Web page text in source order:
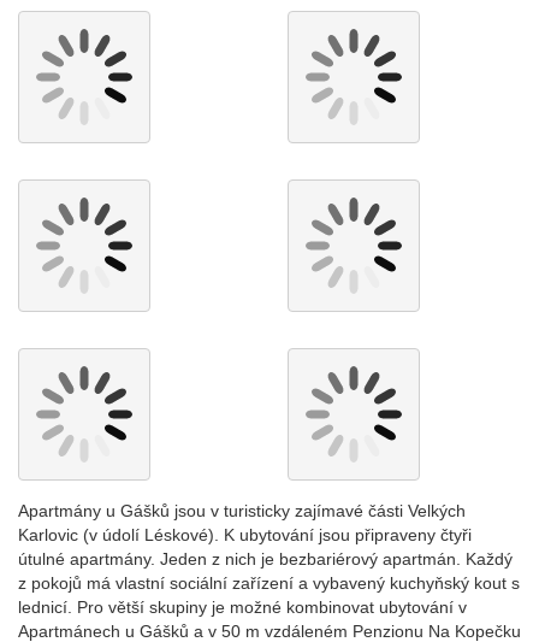
Apartmány u Gášků jsou v turisticky zajímavé části Velkých
Karlovic (v údolí Léskové). K ubytování jsou připraveny čtyři
útulné apartmány. Jeden z nich je bezbariérový apartmán. Každý
z pokojů má vlastní sociální zařízení a vybavený kuchyňský kout s
lednicí. Pro větší skupiny je možné kombinovat ubytování v
Apartmánech u Gášků a v 50 m vzdáleném Penzionu Na Kopečku